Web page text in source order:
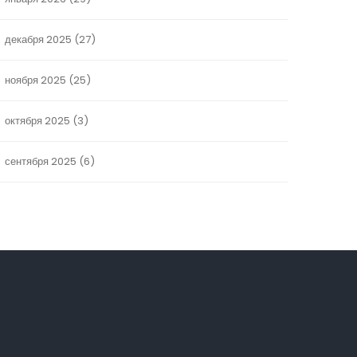
декабря 2025 (27)
ноября 2025 (25)
октября 2025 (3)
сентября 2025 (6)